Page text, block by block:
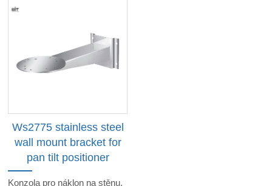
Ws2775 stainless steel
wall mount bracket for
pan tilt positioner
Konzola pro náklon na stěnu,